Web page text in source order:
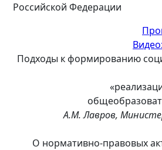
Российской Федерации
Подходы к формированию
А.М. Лавров,
О нормативно-правовых